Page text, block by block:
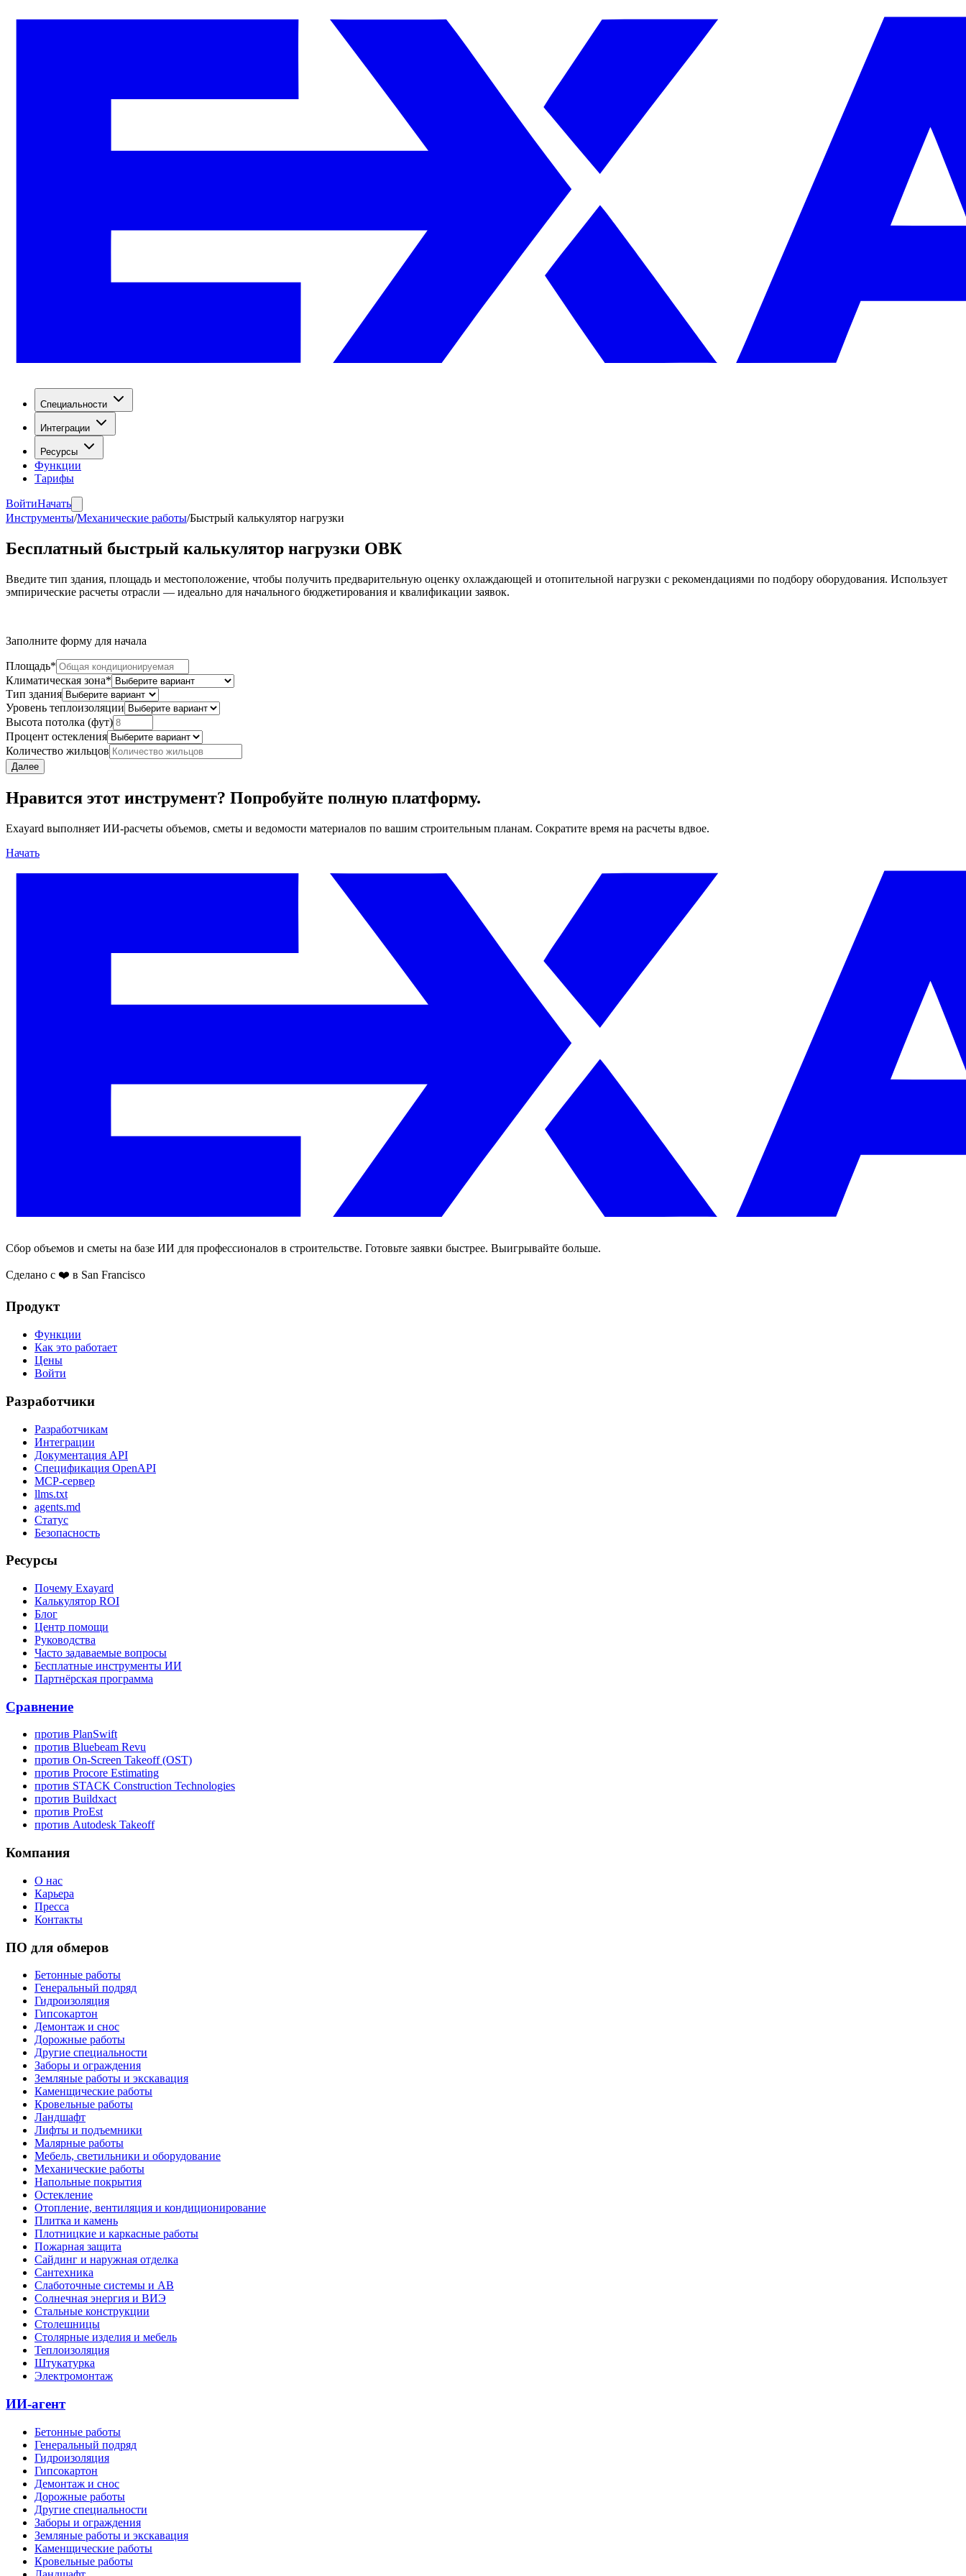
Специальности
Интеграции
Ресурсы
Функции
Тарифы
ВойтиНачать
Инструменты/Механические работы/Быстрый калькулятор нагрузки
Бесплатный быстрый калькулятор нагрузки ОВК
Введите тип здания, площадь и местоположение, чтобы получить предварительную оценку охлаждающей и отопительной нагрузки с рекомендациями по подбору оборудования. Использует
эмпирические расчеты отрасли — идеально для начального бюджетирования и квалификации заявок.
Заполните форму для начала
Площадь*
Климатическая зона*
Тип здания
Уровень теплоизоляции
Высота потолка (фут)
Процент остекления
Количество жильцов
Далее
Нравится этот инструмент? Попробуйте полную платформу.
Exayard выполняет ИИ-расчеты объемов, сметы и ведомости материалов по вашим строительным планам. Сократите время на расчеты вдвое.
Начать
Сбор объемов и сметы на базе ИИ для профессионалов в строительстве. Готовьте заявки быстрее. Выигрывайте больше.
Сделано с ❤️ в San Francisco
Продукт
Функции
Как это работает
Цены
Войти
Разработчики
Разработчикам
Интеграции
Документация API
Спецификация OpenAPI
MCP-сервер
llms.txt
agents.md
Статус
Безопасность
Ресурсы
Почему Exayard
Калькулятор ROI
Блог
Центр помощи
Руководства
Часто задаваемые вопросы
Бесплатные инструменты ИИ
Партнёрская программа
Сравнение
против PlanSwift
против Bluebeam Revu
против On-Screen Takeoff (OST)
против Procore Estimating
против STACK Construction Technologies
против Buildxact
против ProEst
против Autodesk Takeoff
Компания
О нас
Карьера
Пресса
Контакты
ПО для обмеров
Бетонные работы
Генеральный подряд
Гидроизоляция
Гипсокартон
Демонтаж и снос
Дорожные работы
Другие специальности
Заборы и ограждения
Земляные работы и экскавация
Каменщические работы
Кровельные работы
Ландшафт
Лифты и подъемники
Малярные работы
Мебель, светильники и оборудование
Механические работы
Напольные покрытия
Остекление
Отопление, вентиляция и кондиционирование
Плитка и камень
Плотницкие и каркасные работы
Пожарная защита
Сайдинг и наружная отделка
Сантехника
Слаботочные системы и АВ
Солнечная энергия и ВИЭ
Стальные конструкции
Столешницы
Столярные изделия и мебель
Теплоизоляция
Штукатурка
Электромонтаж
ИИ-агент
Бетонные работы
Генеральный подряд
Гидроизоляция
Гипсокартон
Демонтаж и снос
Дорожные работы
Другие специальности
Заборы и ограждения
Земляные работы и экскавация
Каменщические работы
Кровельные работы